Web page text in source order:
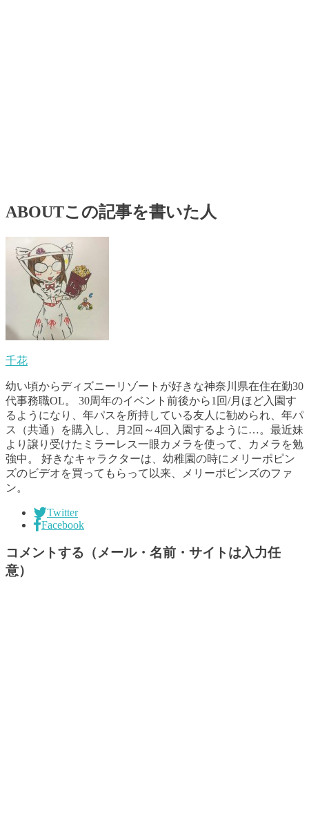
ABOUTこの記事を書いた人
千花
幼い頃からディズニーリゾートが好きな神奈川県在住在勤30
代事務職OL。 30周年のイベント前後から1回/月ほど入園す
るようになり、年パスを所持している友人に勧められ、年パ
ス（共通）を購入し、月2回～4回入園するように…。最近妹
より譲り受けたミラーレス一眼カメラを使って、カメラを勉
強中。 好きなキャラクターは、幼稚園の時にメリーポピン
ズのビデオを買ってもらって以来、メリーポピンズのファ
ン。
Twitter
Facebook
コメントする（メール・名前・サイトは入力任
意）